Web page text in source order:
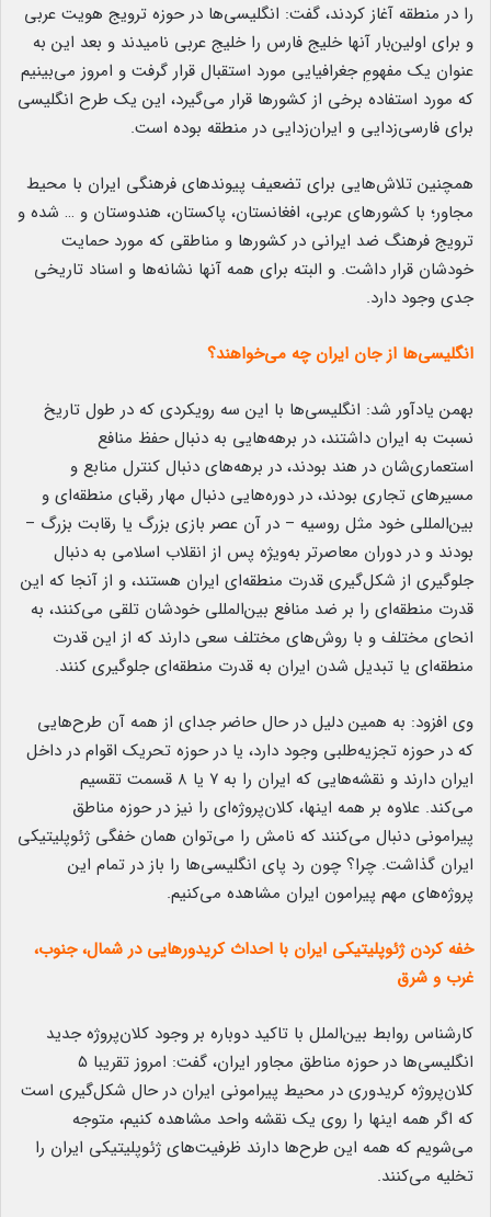
را در منطقه آغاز کردند، گفت: انگلیسی‌ها در حوزه ترویج هویت عربی
و برای اولین‌بار آنها خلیج فارس را خلیج عربی نامیدند و بعد این به
عنوان یک مفهومِ جغرافیایی مورد استقبال قرار گرفت و امروز می‌بینیم
که مورد استفاده برخی از کشورها قرار می‌گیرد، این یک طرح انگلیسی
برای فارسی‌زدایی و ایران‌زدایی در منطقه بوده است.
همچنین تلاش‌هایی برای تضعیف پیوندهای فرهنگی ایران با محیط
مجاور؛ با کشورهای عربی، افغانستان، پاکستان، هندوستان و … شده و
ترویج فرهنگ ضد ایرانی در کشورها و مناطقی که مورد حمایت
خودشان قرار داشت. و البته برای همه آنها نشانه‌ها و اسناد تاریخی
جدی وجود دارد.
انگلیسی‌ها از جان ایران چه می‌خواهند؟
بهمن یادآور شد: انگلیسی‌ها با این سه رویکردی که در طول تاریخ
نسبت به ایران داشتند، در برهه‌هایی به دنبال حفظ منافع
استعماری‌شان در هند بودند، در برهه‌های دنبال کنترل منابع و
مسیرهای تجاری بودند، در دوره‌هایی دنبال مهار رقبای منطقه‌ای و
بین‌المللی خود مثل روسیه – در آن عصر بازی بزرگ یا رقابت بزرگ –
بودند و در دوران معاصرتر به‌ویژه پس از انقلاب اسلامی به دنبال
جلوگیری از شکل‌گیری قدرت منطقه‌ای ایران هستند، و از آنجا که این
قدرت منطقه‌ای را بر ضد منافع بین‌المللی خودشان تلقی می‌کنند، به
انحای مختلف و با روش‌های مختلف سعی دارند که از این قدرت
منطقه‌ای یا تبدیل شدن ایران به قدرت منطقه‌ای جلوگیری کنند.
وی افزود: به همین دلیل در حال حاضر جدای از همه آن طرح‌هایی
که در حوزه تجزیه‌طلبی وجود دارد، یا در حوزه تحریک اقوام در داخل
ایران دارند و نقشه‌هایی که ایران را به ۷ یا ۸ قسمت تقسیم
می‌کند. علاوه بر همه اینها، کلان‌پروژه‌ای را نیز در حوزه مناطق
پیرامونی دنبال می‌کنند که نامش را می‌توان همان خفگی ژئوپلیتیکی
ایران گذاشت. چرا؟ چون رد پای انگلیسی‌ها را باز در تمام این
پروژه‌های مهم پیرامون ایران مشاهده می‌کنیم.
خفه کردن ژئوپلیتیکی ایران با احداث کریدورهایی در شمال، جنوب،
غرب و شرق
کارشناس روابط بین‌الملل با تاکید دوباره بر وجود کلان‌پروژه جدید
انگلیسی‌ها در حوزه مناطق مجاور ایران، گفت: امروز تقریبا ۵
کلان‌پروژه کریدوری در محیط پیرامونی ایران در حال شکل‌گیری است
که اگر همه اینها را روی یک نقشه واحد مشاهده کنیم، متوجه
می‌شویم که همه این طرح‌ها دارند ظرفیت‌های ژئوپلیتیکی ایران را
تخلیه می‌کنند.